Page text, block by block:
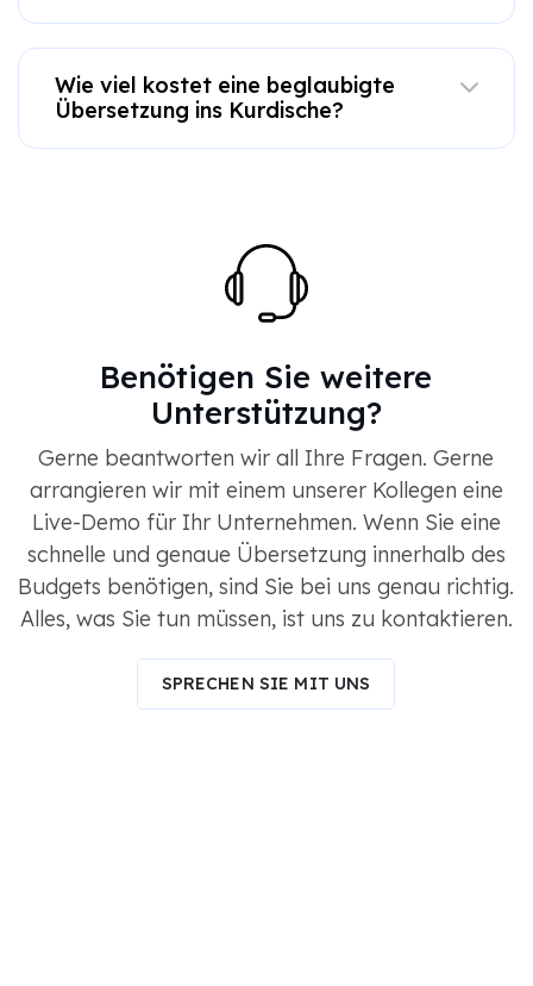
Wie viel kostet eine beglaubigte
Übersetzung ins Kurdische?
Benötigen Sie weitere
Unterstützung?
Gerne beantworten wir all Ihre Fragen. Gerne
arrangieren wir mit einem unserer Kollegen eine
Live-Demo für Ihr Unternehmen. Wenn Sie eine
schnelle und genaue Übersetzung innerhalb des
Budgets benötigen, sind Sie bei uns genau richtig.
Alles, was Sie tun müssen, ist uns zu kontaktieren.
SPRECHEN SIE MIT UNS